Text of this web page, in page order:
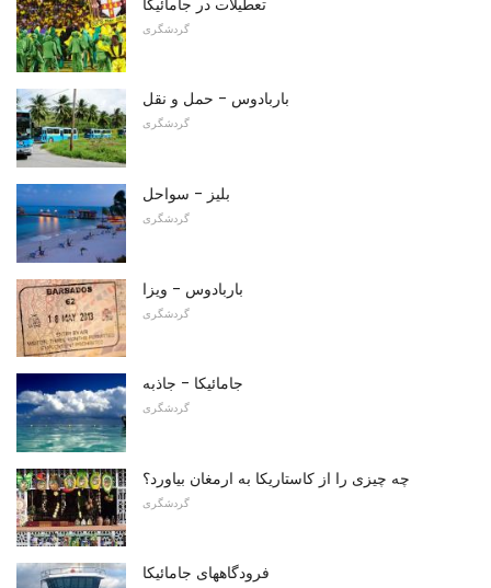
گردشگری
باربادوس - حمل و نقل
گردشگری
بلیز - سواحل
گردشگری
باربادوس - ویزا
گردشگری
جامائیکا - جاذبه
گردشگری
چه چیزی را از کاستاریکا به ارمغان بیاورد؟
گردشگری
فرودگاههای جامائیکا